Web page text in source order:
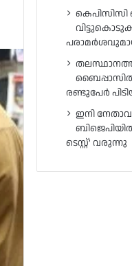
രണ്ടുപേർ
ഇനി
ടെസ്റ്റ്’ വരുന്നു